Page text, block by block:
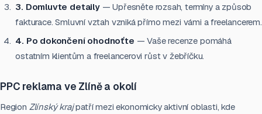
3. Domluvte detaily— Upřesněte rozsah, termíny a způsob
fakturace. Smluvní vztah vzniká přímo mezi vámi a freelancerem.
4. Po dokončení ohodnoťte — Vaše recenze pomáhá
ostatním klientům a freelancerovi růst v žebříčku.
PPC reklama ve Zlíně a okolí
Region Zlínský krajpatří mezi ekonomicky aktivní oblasti, kde